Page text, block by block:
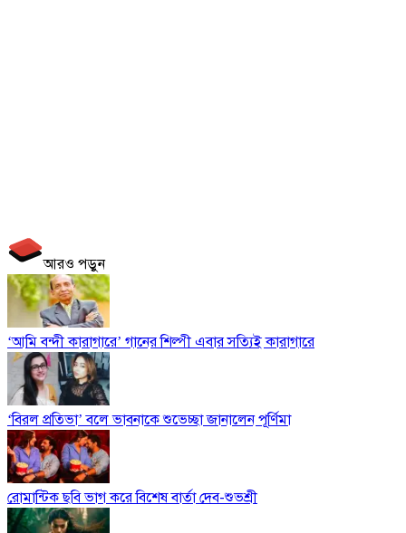
আরও পড়ুন
‘আমি বন্দী কারাগারে’ গানের শিল্পী এবার সত্যিই কারাগারে
‘বিরল প্রতিভা’ বলে ভাবনাকে শুভেচ্ছা জানালেন পূর্ণিমা
রোমান্টিক ছবি ভাগ করে বিশেষ বার্তা দেব-শুভশ্রী